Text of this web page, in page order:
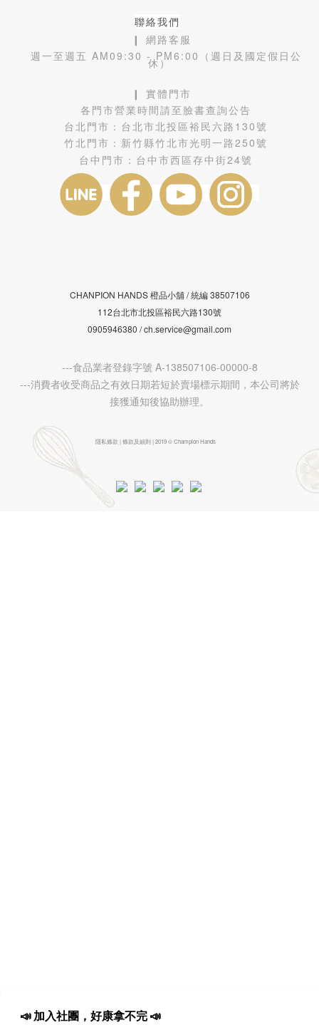
聯絡我們
❙ 網路客服
週一至週五 AM09:30 - PM6:00（週日及國定假日公
休）
❙ 實體門市
各門市營業時間請至臉書查詢公告
台北門市： 台北市北投區裕民六路130號
竹北門市： 新竹縣竹北市光明一路250號
台中門市： 台中市西區存中街24號
CHANPION HANDS 橙品小舖 /統編38507106
112台北市北投區裕民六路130號
0905946380 / ch.service@gmail.com
---食品業者登錄字號 A-138507106-00000-8
---消費者收受商品之有效日期若短於賣場標示期間，本公司將於
接獲通知後協助辦理。
隱私條款 | 條款及細則 | 2019 © Champion Hands